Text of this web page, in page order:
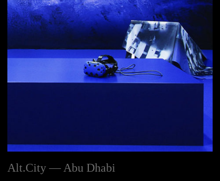
Alt.City — Abu Dhabi